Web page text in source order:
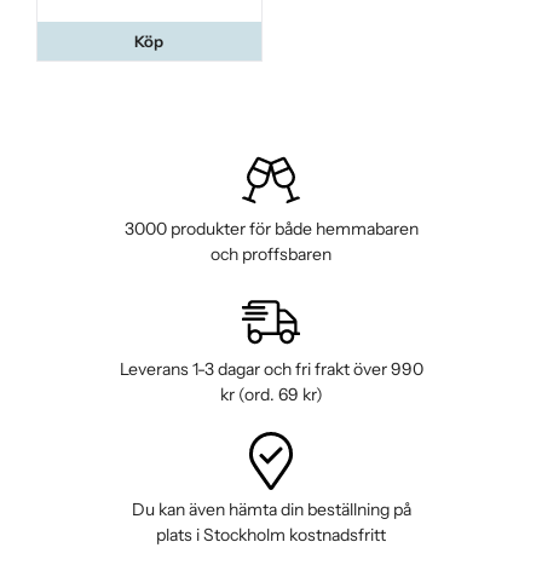
Köp
3000 produkter för både hemmabaren
och proffsbaren
Leverans 1-3 dagar och fri frakt över 990
kr (ord. 69 kr)
Du kan även hämta din beställning på
plats i Stockholm kostnadsfritt